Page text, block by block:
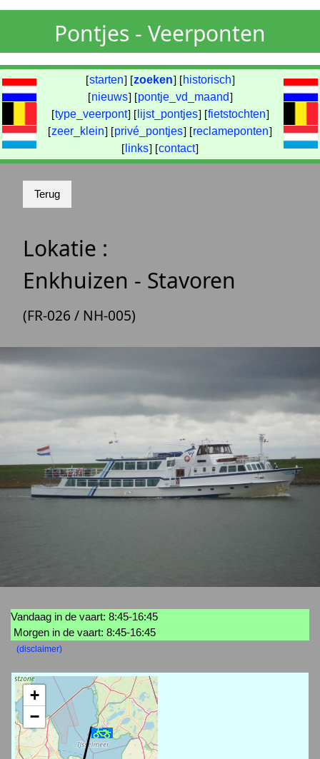
Pontjes - Veerponten
[starten] [zoeken] [ historisch]
[nieuws] [pontje_vd_maand]
[type_veerpont] [ lijst_pontjes] [fietstochten]
[zeer_klein] [privé_pontjes] [reclameponten]
[ links] [contact]
Lokatie :
Enkhuizen - Stavoren
(FR-026 / NH-005)
Vandaag in de vaart: 8:45-16:45
Morgen in de vaart: 8:45-16:45
(disclaimer)
+
−